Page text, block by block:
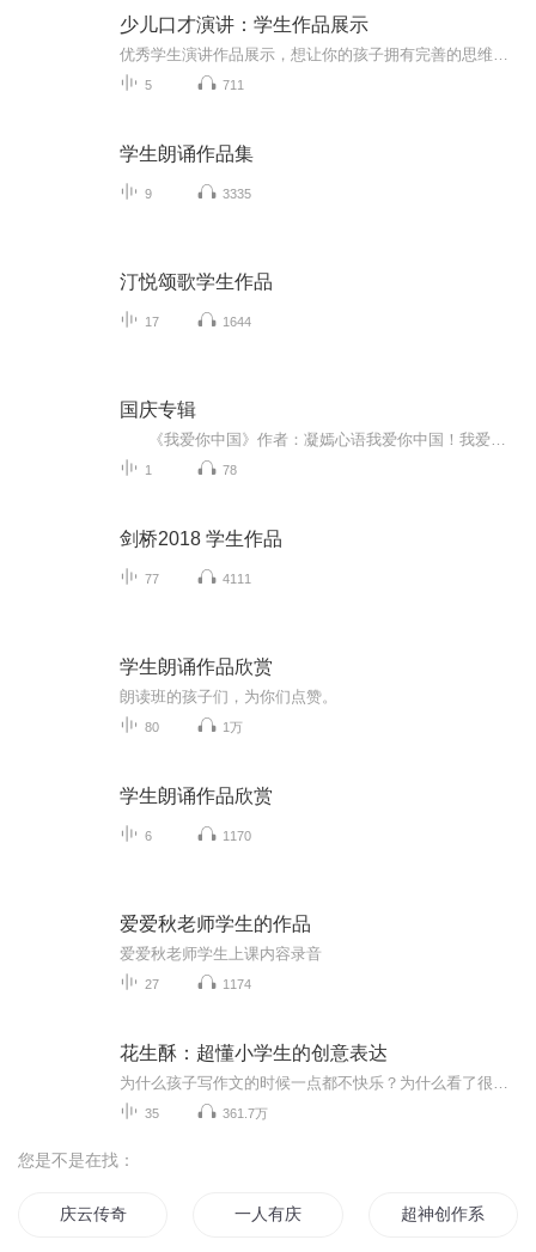
少儿口才演讲：学生作品展示
5 711
学生朗诵作品集
9 3335
汀悦颂歌学生作品
17 1644
国庆专辑
1 78
剑桥2018 学生作品
77 4111
学生朗诵作品欣赏
朗读班的孩子们，为你们点赞。
80 1万
学生朗诵作品欣赏
6 1170
爱爱秋老师学生的作品
爱爱秋老师学生上课内容录音
27 1174
花生酥：超懂小学生的创意表达
35 361.7万
您是不是在找：
庆云传奇 一人有庆 超神创作系统